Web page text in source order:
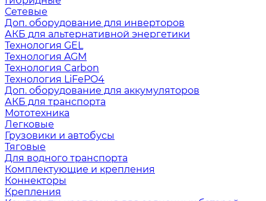
Сетевые
Доп. оборудование для инверторов
АКБ для альтернативной энергетики
Технология GEL
Технология AGM
Технология Carbon
Технология LiFePO4
Доп. оборудование для аккумуляторов
АКБ для транспорта
Мототехника
Легковые
Грузовики и автобусы
Тяговые
Для водного транспорта
Комплектующие и крепления
Коннекторы
Крепления